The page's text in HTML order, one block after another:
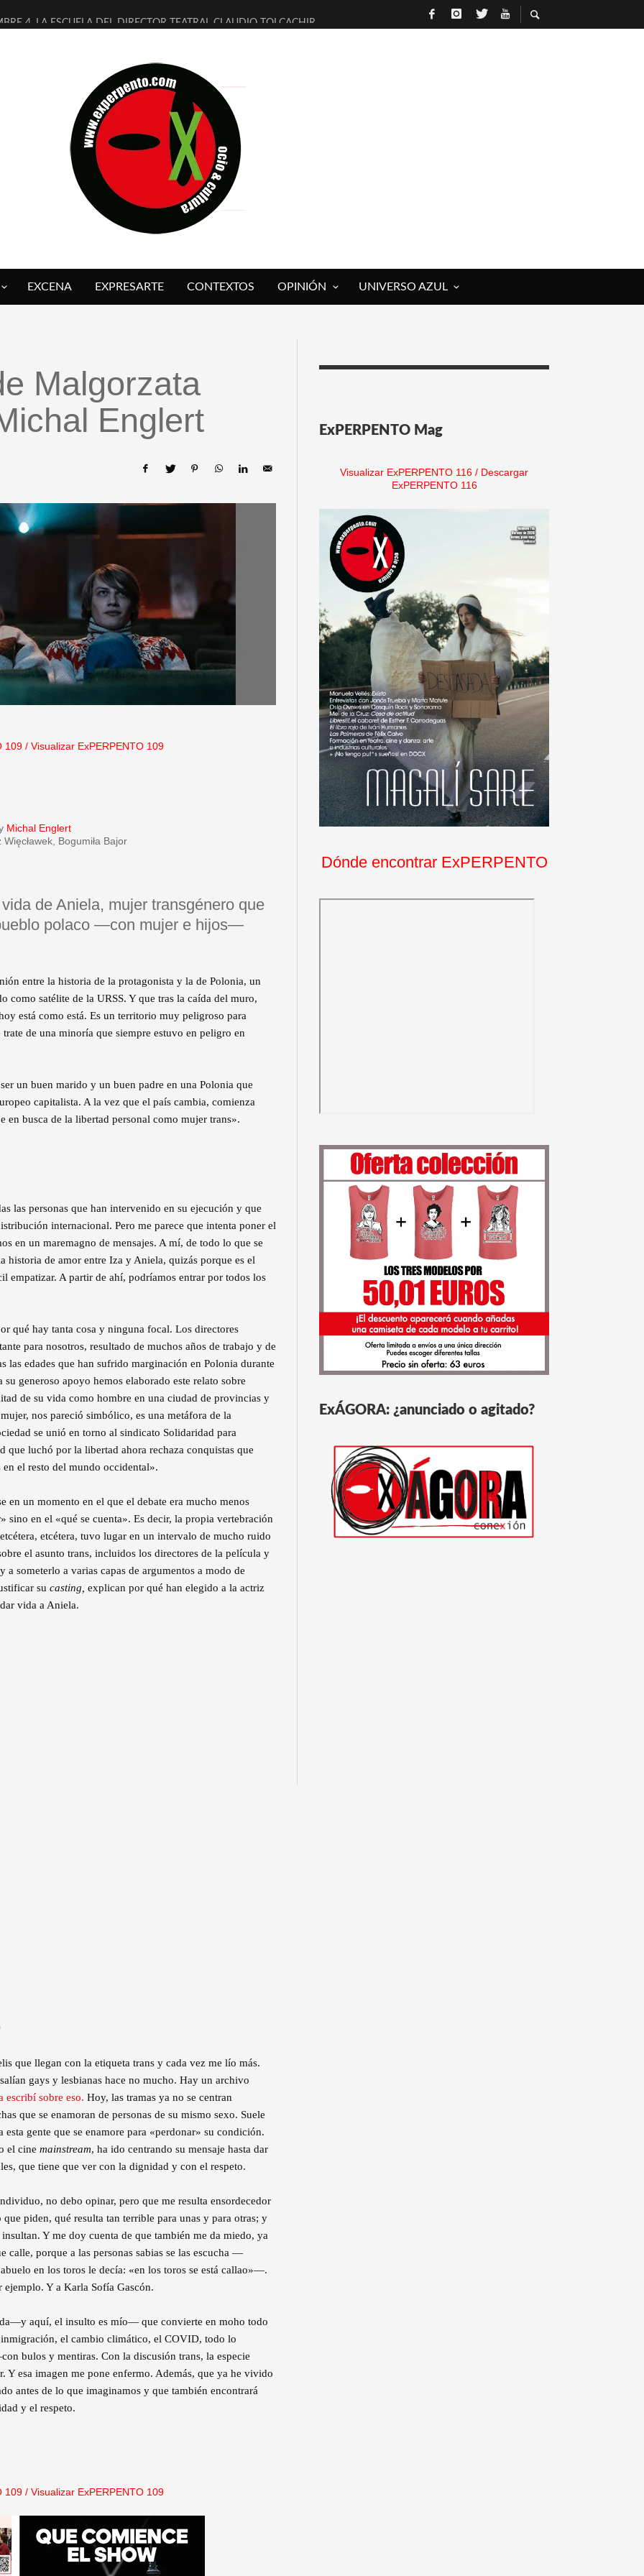
4, LA ESCUELA DEL DIRECTOR TEATRAL CLAUDIO TOLCACHIR
JUDÍAS EN #EXVITA
REINVENTAN [BITÁCORA 3.0] EN EXVITA
FLASH PRESENTA EN EXVITA [RELATIVA SENCILLEZ]
BARDAGÍ EN EXVITA INTERPRETANDO A SERRAT
PRESENTA [CURSO DE ARMONÍA PERSECUTORIA] EN EXVITA
SARE NOS EXPLICA [DESCASADA]
TENGO PUTOS SUEÑOS»
EXCENA EXPRESARTE CONTEXTOS OPINIÓN UNIVERSO AZUL
Malgorzata
Englert
109/ Visualizar ExPERPENTO 109
Michal Englert
Bogumiła Bajor
de Aniela, mujer transgénero que
polaco —con mujer e hijos—
entre la historia de la protagonista y la de Polonia, un
como satélite de la URSS. Y que tras la caída del muro,
está como está. Es un territorio muy peligroso para
de una minoría que siempre estuvo en peligro en
un buen marido y un buen padre en una Polonia que
capitalista. A la vez que el país cambia, comienza
busca de la libertad personal como mujer trans».
las personas que han intervenido en su ejecución y que
internacional. Pero me parece que intenta poner el
en un maremagno de mensajes. A mí, de todo lo que se
historia de amor entre Iza y Aniela, quizás porque es el
empatizar. A partir de ahí, podríamos entrar por todos los
qué hay tanta cosa y ninguna focal. Los directores
para nosotros, resultado de muchos años de trabajo y de
las edades que han sufrido marginación en Polonia durante
generoso apoyo hemos elaborado este relato sobre
de su vida como hombre en una ciudad de provincias y
nos pareció simbólico, es una metáfora de la
se unió en torno al sindicato Solidaridad para
que luchó por la libertad ahora rechaza conquistas que
el resto del mundo occidental».
en un momento en el que el debate era mucho menos
sino en el «qué se cuenta». Es decir, la propia vertebración
etcétera, tuvo lugar en un intervalo de mucho ruido
el asunto trans, incluidos los directores de la película y
someterlo a varias capas de argumentos a modo de
su casting, explican por qué han elegido a la actriz
vida a Aniela.
que llegan con la etiqueta trans y cada vez me lío más.
gays y lesbianas hace no mucho. Hay un archivo
escribí sobre eso. Hoy, las tramas ya no se centran
que se enamoran de personas de su mismo sexo. Suele
gente que se enamore para «perdonar» su condición.
el cine mainstream, ha ido centrando su mensaje hasta dar
que tiene que ver con la dignidad y con el respeto.
no debo opinar, pero que me resulta ensordecedor
piden, qué resulta tan terrible para unas y para otras; y
Y me doy cuenta de que también me da miedo, ya
calle, porque a las personas sabias se las escucha —
en los toros le decía: «en los toros se está callao»—.
Y a Karla Sofía Gascón.
aquí, el insulto es mío— que convierte en moho todo
el cambio climático, el COVID, todo lo
bulos y mentiras. Con la discusión trans, la especie
Y esa imagen me pone enfermo. Además, que ya he vivido
antes de lo que imaginamos y que también encontrará
y el respeto.
109/ Visualizar ExPERPENTO 109
ExPERPENTO Mag
Visualizar ExPERPENTO 116 / Descargar
ExPERPENTO 116
Dónde encontrar ExPERPENTO
ExÁGORA: ¿anunciado o agitado?